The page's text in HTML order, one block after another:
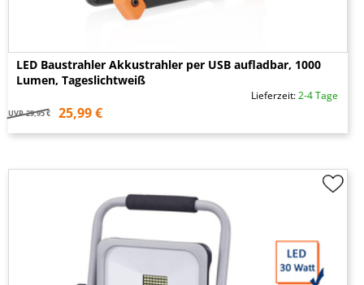
LED Baustrahler Akkustrahler per USB aufladbar, 1000
Lumen, Tageslichtweiß
Lieferzeit:2-4 Tage
UVP 29,95 € 25,99 €